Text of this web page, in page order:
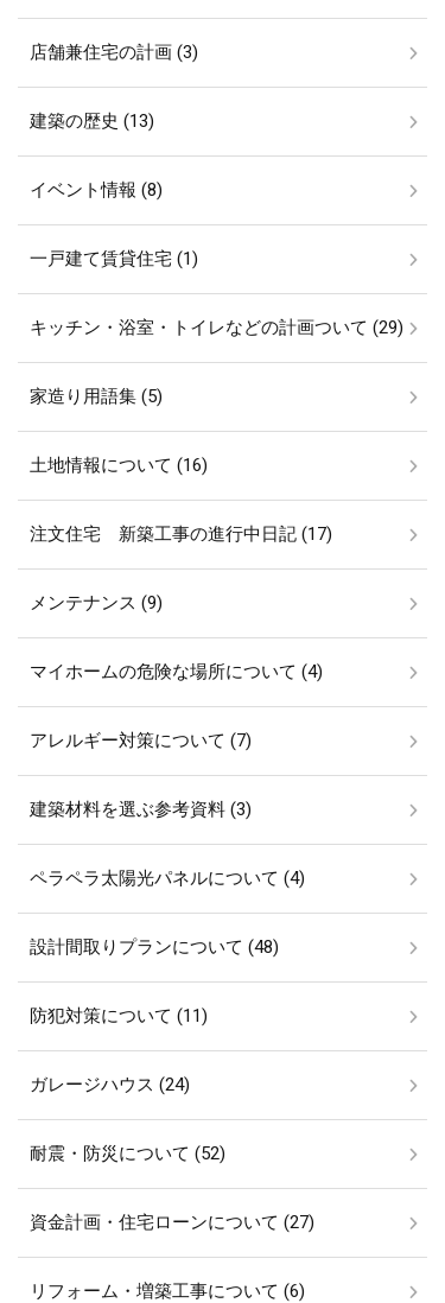
店舗兼住宅の計画 (3)
建築の歴史 (13)
イベント情報 (8)
一戸建て賃貸住宅 (1)
キッチン・浴室・トイレなどの計画ついて (29)
家造り用語集 (5)
土地情報について (16)
注文住宅 新築工事の進行中日記 (17)
メンテナンス (9)
マイホームの危険な場所について (4)
アレルギー対策について (7)
建築材料を選ぶ参考資料 (3)
ペラペラ太陽光パネルについて (4)
設計間取りプランについて (48)
防犯対策について (11)
ガレージハウス (24)
耐震・防災について (52)
資金計画・住宅ローンについて (27)
リフォーム・増築工事について (6)